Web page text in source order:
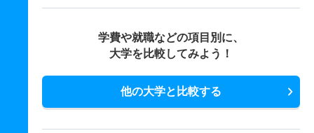
学費や就職などの項目別に、
大学を比較してみよう！
他の大学と比較する